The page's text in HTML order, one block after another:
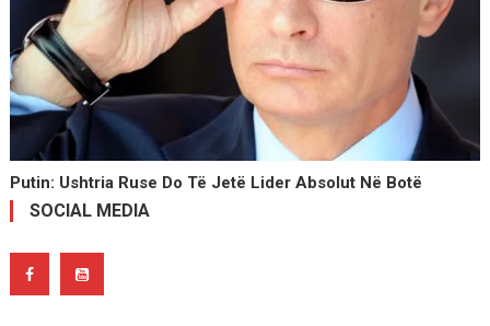
Putin: Ushtria Ruse Do Të Jetë Lider Absolut Në Botë
SOCIAL MEDIA